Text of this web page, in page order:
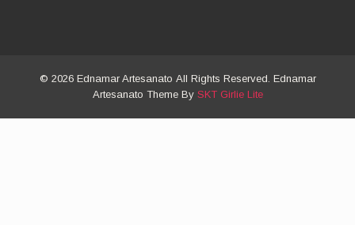
© 2026 Ednamar Artesanato All Rights Reserved. Ednamar
Artesanato Theme By SKT Girlie Lite